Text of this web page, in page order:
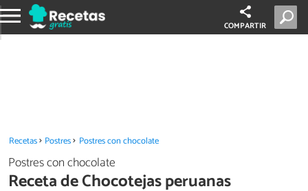
COMPARTIR
Recetas Postres Postres con chocolate
Postres con chocolate
Receta de Chocotejas peruanas